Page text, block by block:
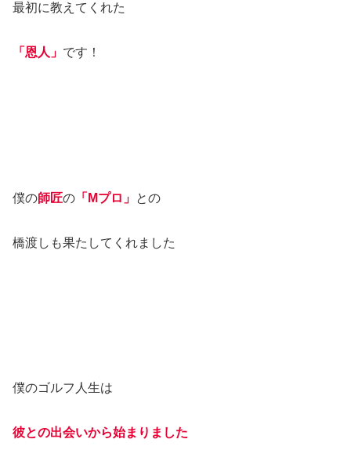
最初に教えてくれた
「恩人」 です！
僕の師匠の 「Mプロ」 との
橋渡しも果たしてくれました
僕のゴルフ人生は
彼との出会いから始まり ました